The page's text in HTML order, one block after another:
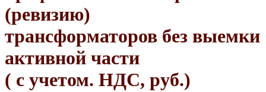
(ревизию)
трансформаторов без выемки
активной части
( с учетом. НДС, руб.)